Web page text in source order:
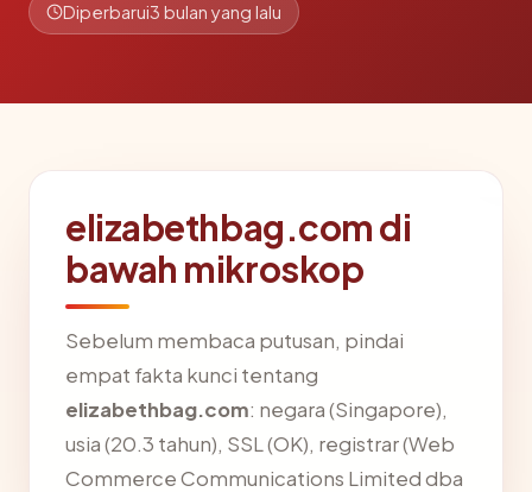
Diperbarui3 bulan yang lalu
elizabethbag.com di
bawah mikroskop
Sebelum membaca putusan, pindai
empat fakta kunci tentang
elizabethbag.com: negara (Singapore),
usia (20.3 tahun), SSL (OK), registrar (Web
Commerce Communications Limited dba